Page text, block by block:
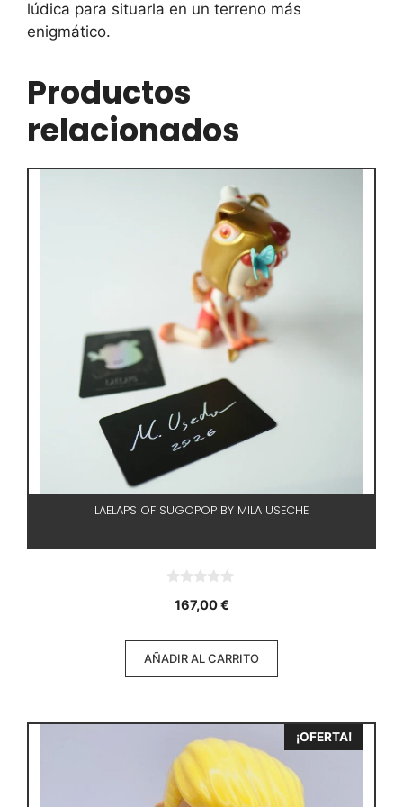
lúdica para situarla en un terreno más
enigmático.
Productos
relacionados
LAELAPS OF SUGOPOP BY MILA USECHE
167,00€
AÑADIR AL CARRITO
¡OFERTA!